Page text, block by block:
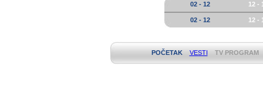
02 - 12
12 -
02 - 12 12 -
POČETAK VESTI TV PROGRAM